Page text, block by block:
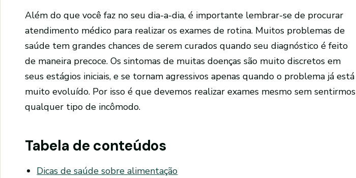
Além do que você faz no seu dia-a-dia, é importante lembrar-se de procurar
atendimento médico para realizar os exames de rotina. Muitos problemas de
saúde tem grandes chances de serem curados quando seu diagnóstico é feito
de maneira precoce. Os sintomas de muitas doenças são muito discretos em
seus estágios iniciais, e se tornam agressivos apenas quando o problema já está
muito evoluído. Por isso é que devemos realizar exames mesmo sem sentirmos
qualquer tipo de incômodo.
Tabela de conteúdos
Dicas de saúde sobre alimentação